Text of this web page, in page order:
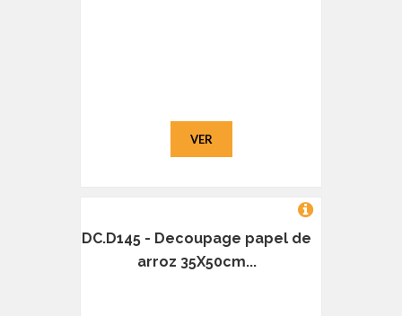
VER
DC.D145 - Decoupage papel de
arroz 35X50cm...